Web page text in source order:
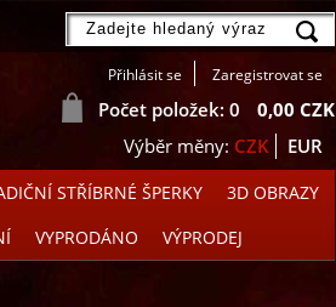
STŘÍBRNÉ ŠPERKY
3D OBRAZY
VYPRODÁNO VÝPRODEJ
CZK EUR
Počet položek: 0 0,00 CZK
Přihlásit se Zaregistrovat se